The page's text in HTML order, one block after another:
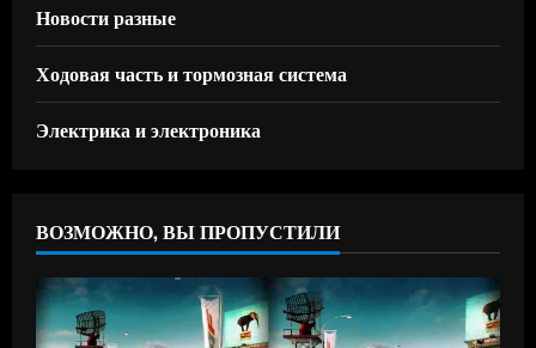
Новости разные
Ходовая часть и тормозная система
Электрика и электроника
ВОЗМОЖНО, ВЫ ПРОПУСТИЛИ